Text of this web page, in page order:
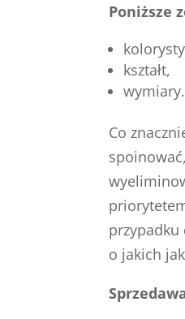
Poniższe
kształt,
wymiary.
Co
o jakich